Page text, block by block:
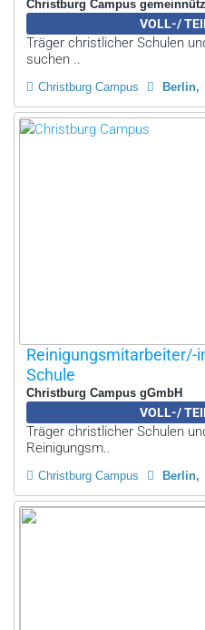
Christburg Campus
VOLL-/
Träger christlicher Schulen
suchen ..
Christburg Campus Berlin
Reinigungsmitarbeiter/-
Schule
Christburg Campus gGmbH
VOLL-/
Träger christlicher Schulen
Reinigungsm..
Christburg Campus Berlin